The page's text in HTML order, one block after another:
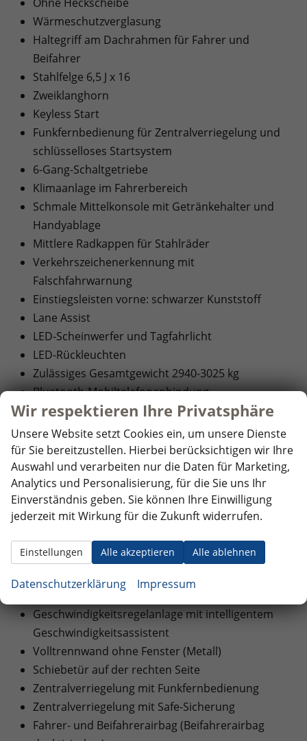
Wärmeschutzverglasung
Haltegriff am Dachrahmen für Fahrer und
Beifahrer
Stahlfelge 6,5 J x 16
Zweiklanghorn
Keyless Start
Funkfernbedienung für Zentralverriegelung und
schlüsselloses Startsystem
6-Gang-Schaltgetriebe
Klimaanlage im Fahrerbereich
Schmale Mittelkonsole mit Getränkehalter und
Handyablage
Mittlere Radkappen für Stahlräder
Verkehrszeichenerkennung mit
Falschfahrwarnung
Einstiegsleisten vorne: schwarzer Kunststoff
Lane Assist
LED-Scheinwerfer und Tagfahrlicht
LED-Rückleuchten
Zulässiges Gesamtgewicht 2940-3025 kg
Bluetooth-Mobiltelefonanbindung
Multifunktionslenkrad
Sommerreifen: Good Year
Einparkhilfe hinten
Radio 33 cm (13") Farb-Touchscreen
Kabelloses App Connect
VW Connect Vorbereitung
5G-Modem
Ladungssicherungsösen im Laderaum (8 Stück)
Laderaumbeleuchtung: 3 superhelle LED-
Leuchten im Dach
Vordere Schmutzfänger
Geschwindigkeitsregelanlage mit intelligentem
Geschwindigkeitsassistent
Volltrennwand ohne Fenster (Metall)
Schiebetür auf der rechten Seite
Zentralverriegelung mit Funkfernbedienung
Zentralverriegelung mit Safe-Sicherung
Fahrer- und Beifahrerairbag (Beifahrerairbag
Wir respektieren Ihre Privatsphäre
Unsere Website setzt Cookies ein, um unsere Dienste
für Sie bereitzustellen. Hierbei berücksichtigen wir Ihre
Auswahl und verarbeiten nur die Daten für Marketing,
Analytics und Personalisierung, für die Sie uns Ihr
Einverständnis geben. Sie können Ihre Einwilligung
jederzeit mit Wirkung für die Zukunft widerrufen.
Alle akzeptieren Alle ablehnen
Einstellungen
Datenschutzerklärung Impressum